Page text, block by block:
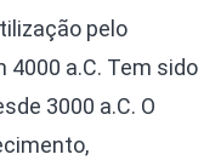
pelo
a.C. Tem sido
3000 a.C. O